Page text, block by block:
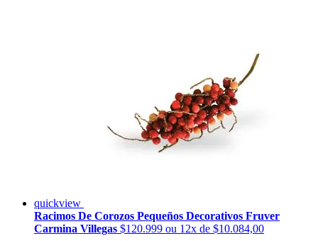
quickview
Racimos De Corozos Pequeños Decorativos Fruver
Carmina Villegas $120.999 ou 12x de $10.084,00